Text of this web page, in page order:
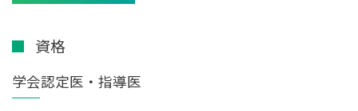
資格
学会認定医・指導医